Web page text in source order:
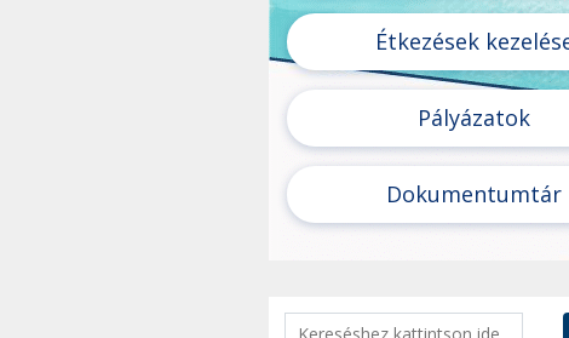
Étkezések
Pályázatok
Dokumentumtár